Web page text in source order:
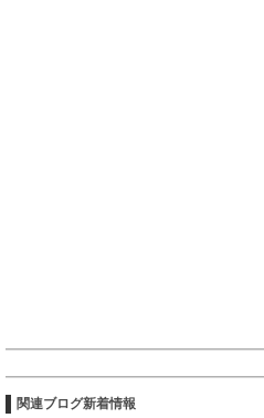
関連ブログ新着情報